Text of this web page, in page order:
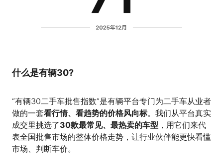
什么是有辆30?
“有辆30二手车批售指数”是有辆平台专门为二手车从业者
做的一套看行情、看趋势的价格风向标。我们从平台真实
成交里挑选了30款最常见、最热卖的车型 ，用它们来代
表全国批售市场的整体价格走势，让行业伙伴能更快看懂
市场、判断车价。